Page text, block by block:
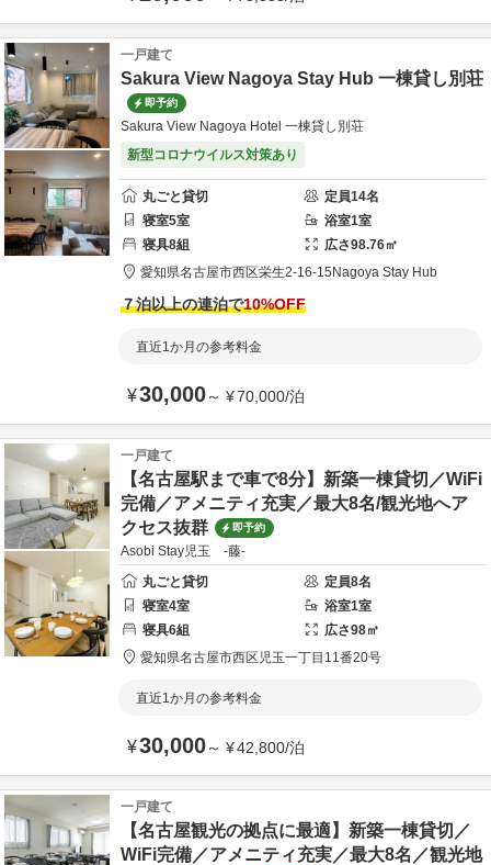
一戸建て
Sakura View Nagoya Stay Hub 一棟貸し別荘
即予約
Sakura View Nagoya Hotel 一棟貸し別荘
新型コロナウイルス対策あり
丸ごと貸切 定員14名
寝室5室 浴室1室
寝具8組 広さ98.76㎡
愛知県名古屋市西区栄生2-16-15 Nagoya Stay Hub
７泊以上の連泊で10%OFF
直近1か月の参考料金
¥30,000～ ¥70,000/泊
一戸建て
【名古屋駅まで車で8分】新築一棟貸切／WiFi
完備／アメニティ充実／最大8名/観光地へア
クセス抜群
即予約
Asobi Stay児玉 -藤-
丸ごと貸切
定員8名
寝室4室 浴室1室
寝具6組 広さ98㎡
愛知県名古屋市西区児玉一丁目11番20号
直近1か月の参考料金
¥30,000～ ¥42,800/泊
一戸建て
【名古屋観光の拠点に最適】新築一棟貸切／
WiFi完備／アメニティ充実／最大8名／観光地